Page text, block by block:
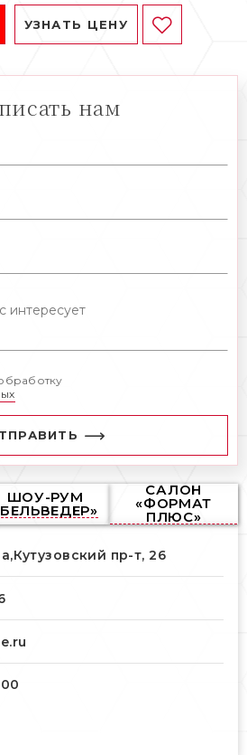
УЗНАТЬ ЦЕНУ
нам
ШОУ-РУМ САЛОН
«ФОРМАТ
ПЛЮС»
Кутузовский пр-т, 26